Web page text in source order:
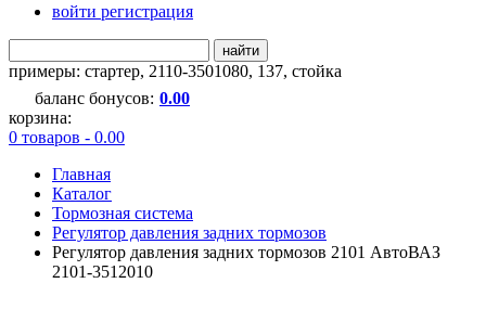
войти регистрация
найти
примеры: стартер, 2110-3501080, 137, стойка
баланс бонусов: 0.00
корзина:
0 товаров - 0.00
Главная
Каталог
Тормозная система
Регулятор давления задних тормозов
Регулятор давления задних тормозов 2101 АвтоВАЗ
2101-3512010